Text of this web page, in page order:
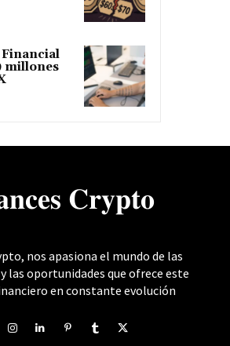
millones
𝐂𝐫𝐲𝐩𝐭𝐨
nos apasiona el mundo de las
las oportunidades que ofrece este
en constante evolución